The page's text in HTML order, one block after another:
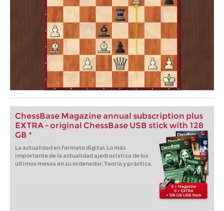
ChessBase Magazine annual subscription plus
EXTRA - original ChessBase USB stick with 128
GB *
La actualidad en formato digital. Lo más
importante de la actualidad ajedrecistica de los
últimos meses en su ordenador. Teoría y práctica.